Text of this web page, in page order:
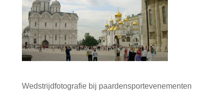
Wedstrijdfotografie bij paardensportevenementen